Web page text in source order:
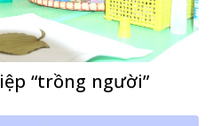
“trồng người”